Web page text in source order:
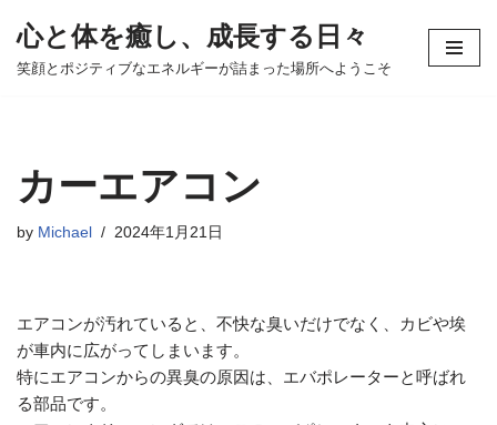
コ
へ
キ
心と体を癒し、成長する日々
笑顔とポジティブなエネルギーが詰まった場所へようこそ
カーエアコン
by Michael 2024年1月21日
エアコンが汚れていると、不快な臭いだけでなく、カビや埃
が車内に広がってしまいます。
特にエアコンからの異臭の原因は、エバポレーターと呼ばれ
る部品です。